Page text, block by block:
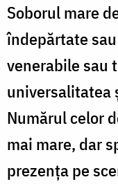
Soborul mare
îndepărtate
venerabile sau
universalitatea
Numărul celor
mai mare, dar
prezența pe